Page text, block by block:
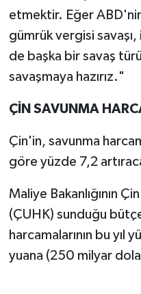
etmektir. Eğer
gümrük vergisi
de başka bir savaş
savaşmaya hazırız."
ÇİN SAVUNMA
Çin'in, savunma
göre yüzde 7,2
Maliye Bakanlığının
(ÇUHK) sunduğu
harcamalarının bu yıl
yuana (250 milyar